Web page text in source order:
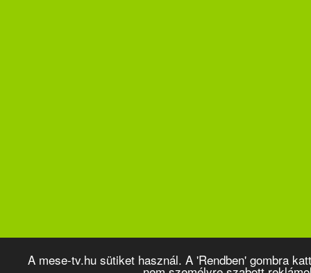
A mese-tv.hu sütiket használ. A 'Rendben' gombra